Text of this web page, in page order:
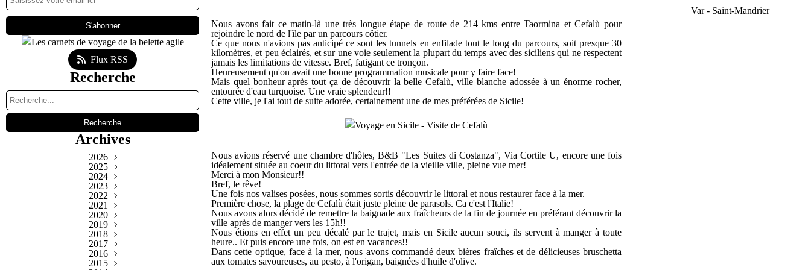
Flux RSS
Recherche
Archives
2026
Août (1)
Juillet (4)
Juin (5)
Mai
(4)
Avril
(4)
Mars (5)
Février(4)
Janvier(4)
2025
Décembre
Novembre
Octobre
Septembre
Août (4)
Juillet (5)
Juin (4)
Mai (4)
Avril (5)
Mars (4)
2024
Décembre
Novembre
Octobre
Septembre
Août (4)
Juillet (5)
Juin (4)
Mai (4)
Avril (5)
2023
Décembre
Novembre
Octobre
Septembre
Août (5)
Juillet (4)
Juin (4)
Mai (5)
2022
Décembre
Novembre
Octobre
Septembre
Août (1)
Juillet (1)
Février(2)
2021
Décembre
Novembre
Octobre
Septembre
Août (4)
Juillet (4)
2020
Décembre
Novembre
Octobre
Septembre
Août (3)
2019
Décembre
Novembre
Octobre
Septembre
2018
Décembre
Novembre
Octobre
2017
Décembre
Novembre
2016
Décembre
2015
Nous avons fait ce matin-là une très longue étape de route de 214 kms entre Taormina et Cefalù pour
rejoindre le nord de l'île par un parcours côtier.
Ce que nous n'avions pas anticipé ce sont les tunnels en enfilade tout le long du parcours, soit presque 30
kilomètres, et peu éclairés, et sur une voie seulement la plupart du temps avec des siciliens qui ne respectent
jamais les limitations de vitesse. Bref, fatigant ce tronçon.
Heureusement qu'on avait une bonne programmation musicale pour y faire face!
Mais quel bonheur après tout ça de découvrir la belle Cefalù, ville blanche adossée à un énorme rocher,
entourée d'eau turquoise. Une vraie splendeur!!
Cette ville, je l'ai tout de suite adorée, certainement une de mes préférées de Sicile!
Nous avions réservé une chambre d'hôtes, B&B "Les Suites di Costanza", Via Cortile U, encore une fois
idéalement située au coeur du littoral vers l'entrée de la vieille ville, pleine vue mer!
Merci à mon Monsieur!!
Bref, le rêve!
Une fois nos valises posées, nous sommes sortis découvrir le littoral et nous restaurer face à la mer.
Première chose, la plage de Cefalù était juste pleine de parasols. Ca c'est l'Italie!
Nous avons alors décidé de remettre la baignade aux fraîcheurs de la fin de journée en préférant découvrir la
ville après de manger vers les 15h!!
Nous étions en effet un peu décalé par le trajet, mais en Sicile aucun souci, ils servent à manger à toute
heure.. Et puis encore une fois, on est en vacances!!
Dans cette optique, face à la mer, nous avons commandé deux bières fraîches et de délicieuses bruschetta
aux tomates savoureuses, au pesto, à l'origan, baignées d'huile d'olive.
Var - Saint-Mandrier